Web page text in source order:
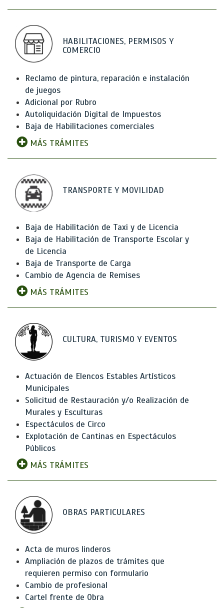
HABILITACIONES, PERMISOS Y
COMERCIO
Reclamo de pintura, reparación e instalación
de juegos
Adicional por Rubro
Autoliquidación Digital de Impuestos
Baja de Habilitaciones comerciales
MÁS TRÁMITES
TRANSPORTE Y MOVILIDAD
Baja de Habilitación de Taxi y de Licencia
Baja de Habilitación de Transporte Escolar y
de Licencia
Baja de Transporte de Carga
Cambio de Agencia de Remises
MÁS TRÁMITES
CULTURA, TURISMO Y EVENTOS
Actuación de Elencos Estables Artísticos
Municipales
Solicitud de Restauración y/o Realización de
Murales y Esculturas
Espectáculos de Circo
Explotación de Cantinas en Espectáculos
Públicos
MÁS TRÁMITES
OBRAS PARTICULARES
Acta de muros linderos
Ampliación de plazos de trámites que
requieren permiso con formulario
Cambio de profesional
Cartel frente de Obra